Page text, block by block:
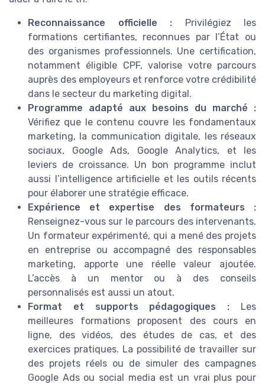
Reconnaissance officielle : Privilégiez les
formations certifiantes, reconnues par l’État ou
des organismes professionnels. Une certification,
notamment éligible CPF, valorise votre parcours
auprès des employeurs et renforce votre crédibilité
dans le secteur du marketing digital.
Programme adapté aux besoins du marché :
Vérifiez que le contenu couvre les fondamentaux
marketing, la communication digitale, les réseaux
sociaux, Google Ads, Google Analytics, et les
leviers de croissance. Un bon programme inclut
aussi l’intelligence artificielle et les outils récents
pour élaborer une stratégie efficace.
Expérience et expertise des formateurs :
Renseignez-vous sur le parcours des intervenants.
Un formateur expérimenté, qui a mené des projets
en entreprise ou accompagné des responsables
marketing, apporte une réelle valeur ajoutée.
L’accès à un mentor ou à des conseils
personnalisés est aussi un atout.
Format et supports pédagogiques : Les
meilleures formations proposent des cours en
ligne, des vidéos, des études de cas, et des
exercices pratiques. La possibilité de travailler sur
des projets réels ou de simuler des campagnes
Google Ads ou social media est un vrai plus pour